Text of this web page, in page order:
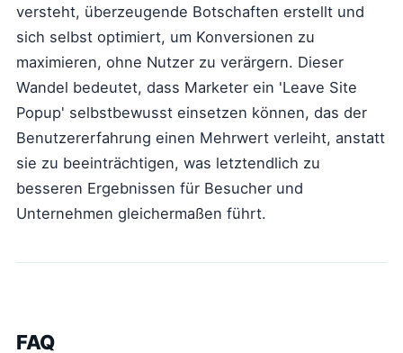
versteht, überzeugende Botschaften erstellt und
sich selbst optimiert, um Konversionen zu
maximieren, ohne Nutzer zu verärgern. Dieser
Wandel bedeutet, dass Marketer ein 'Leave Site
Popup' selbstbewusst einsetzen können, das der
Benutzererfahrung einen Mehrwert verleiht, anstatt
sie zu beeinträchtigen, was letztendlich zu
besseren Ergebnissen für Besucher und
Unternehmen gleichermaßen führt.
FAQ